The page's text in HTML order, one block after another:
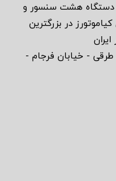
دستگاه هشت سنسور و
در بزرگترين
- خيابان فرجام -